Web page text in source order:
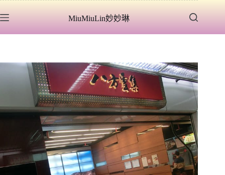
至
MiuMiuLin妙妙琳